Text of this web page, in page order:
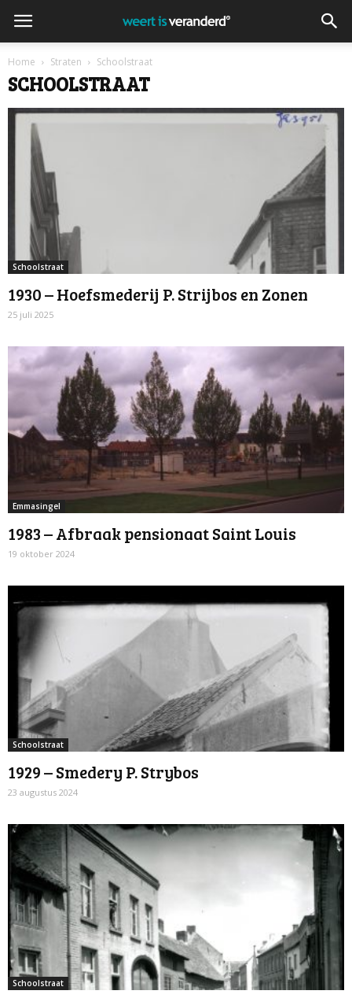
Home Straten Schoolstraat
SCHOOLSTRAAT
Schoolstraat
1930 – Hoefsmederij P. Strijbos en Zonen
25 juli 2025
Emmasingel
1983 – Afbraak pensionaat Saint Louis
19 oktober 2024
Schoolstraat
1929 – Smedery P. Strybos
23 augustus 2024
Schoolstraat